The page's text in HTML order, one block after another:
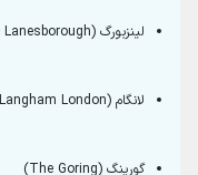
لینزبورگ (The Lanesborough)
لانگام (The Langham London)
گورینگ (The Goring)